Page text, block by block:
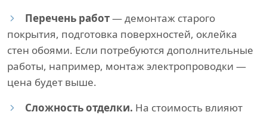
Перечень работ— демонтаж старого
покрытия, подготовка поверхностей, оклейка
стен обоями. Если потребуются дополнительные
работы, например, монтаж электропроводки —
цена будет выше.
Сложность отделки. На стоимость влияют